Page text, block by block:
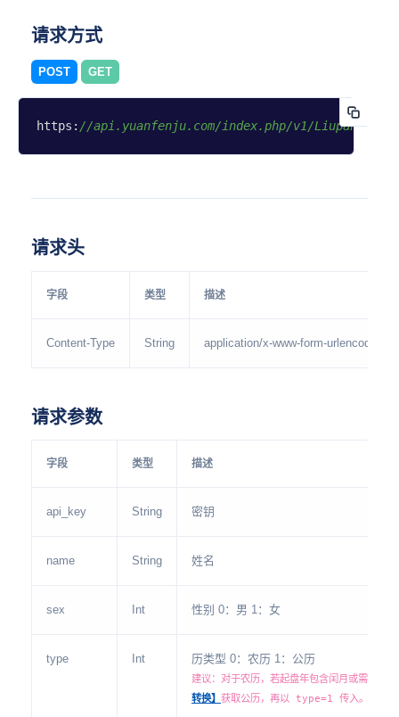
请求方式
POST GET
https: //api.yuanfenju.com/index.php/v1/Liupan/
请求头
字段 类型 描述
Content-Type String application/x-www-form-urlencoded
请求参数
字段 类型 描述
api_key String 密钥
name String 姓名
sex Int 性别 0：男 1：女
type Int 历类型 0：农历 1：公历
建议：对于农历，若起盘年包含闰月或需极高
转换】 获取公历，再以 type=1 传入。